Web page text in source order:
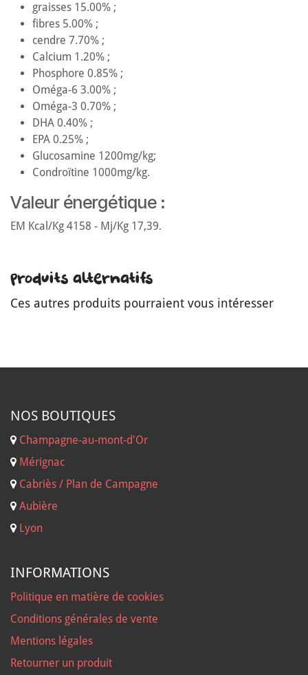
graisses 15.00% ;
fibres 5.00% ;
cendre 7.70% ;
Calcium 1.20% ;
Phosphore 0.85% ;
Oméga-6 3.00% ;
Oméga-3 0.70% ;
DHA 0.40% ;
EPA 0.25% ;
Glucosamine 1200mg/kg;
Condroïtine 1000mg/kg.
Valeur énergétique :
EM Kcal/Kg 4158 - Mj/Kg 17,39.
Produits alternatifs
Ces autres produits pourraient vous intéresser
NOS BOUTIQUES
Champagne-au-mont-d'Or
Mérignac
Cabriès / Plan de Campagne
Aubière
Lyon
INFORMATIONS
Politique en matière de cookies
Conditions générales de vente
Mentions légales
Retourner un produit